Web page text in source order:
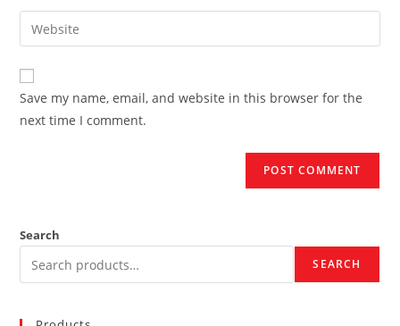
comment
email
address
comment
Enter
your
website
URL
(optional)
Save my name, email, and website in this browser for the
next time I comment.
Search
SEARCH